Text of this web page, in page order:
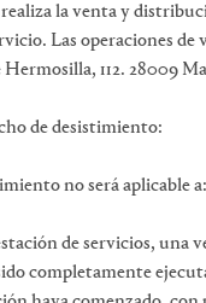
la venta y
Las operaciones de
Hermosilla, 112. 28009
de desistimiento:
no será aplicable a:
de servicios, una
completamente